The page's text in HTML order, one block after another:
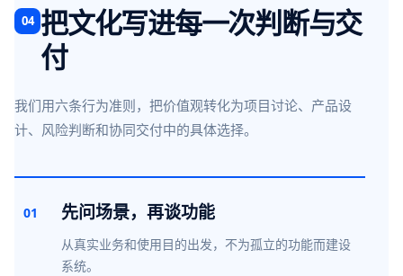
04 把文化写进每一次判断与交
付
我们用六条行为准则，把价值观转化为项目讨论、产品设
计、风险判断和协同交付中的具体选择。
01 先问场景，再谈功能
从真实业务和使用目的出发，不为孤立的功能而建设
系统。